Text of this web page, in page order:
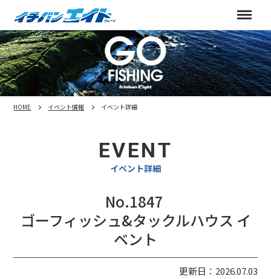
HOME イベント情報 イベント詳細
EVENT
イベント詳細
No.1847
ゴーフィッシュ&タックルハウス イ
ベント
更新日：2026.07.03